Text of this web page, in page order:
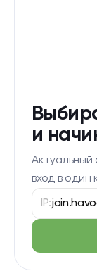
и
вход в один
IP: